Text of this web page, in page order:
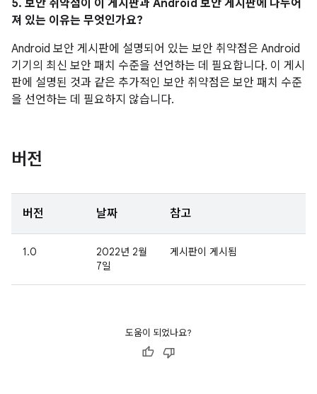
5. 보안 취약점이 이 게시판과 Android 보안 게시판에 나누어
져 있는 이유는 무엇인가요?
Android 보안 게시판에 설명되어 있는 보안 취약점은 Android
기기의 최신 보안 패치 수준을 선언하는 데 필요합니다. 이 게시
판에 설명된 것과 같은 추가적인 보안 취약점은 보안 패치 수준
을 선언하는 데 필요하지 않습니다.
버전
버전 날짜 참고
1.0
2022년 2월
7일
게시판이 게시됨
도움이 되었나요?